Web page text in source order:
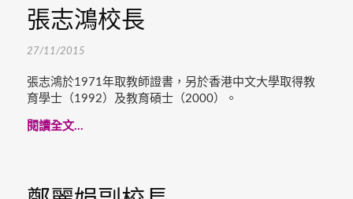
張志鴻校長
27/11/2015
張志鴻於1971年取教師證書，另於香港中文大學取得教
育學士（1992）及教育碩士（2000）。
閱讀全文...